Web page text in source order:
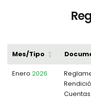
Mes/Tipo
Enero 2026
Cuentas